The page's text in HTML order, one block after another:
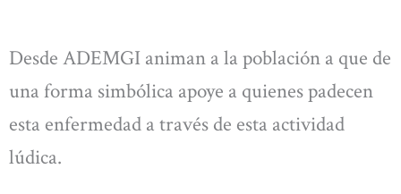
Desde ADEMGI animan a la población a que de
una forma simbólica apoye a quienes padecen
esta enfermedad a través de esta actividad
lúdica.